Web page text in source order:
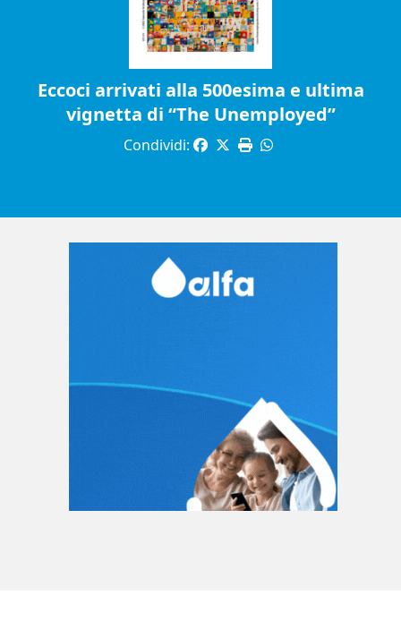
Eccoci arrivati alla 500esima e ultima
vignetta di “The Unemployed”
Condividi: